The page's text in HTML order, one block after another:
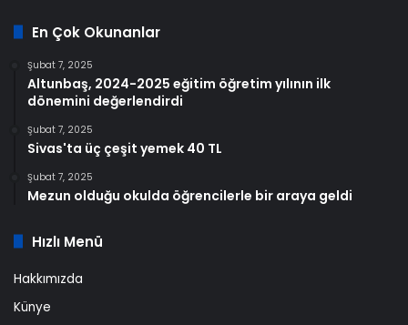
En Çok Okunanlar
Şubat 7, 2025
Altunbaş, 2024-2025 eğitim öğretim yılının ilk
dönemini değerlendirdi
Şubat 7, 2025
Sivas'ta üç çeşit yemek 40 TL
Şubat 7, 2025
Mezun olduğu okulda öğrencilerle bir araya geldi
Hızlı Menü
Hakkımızda
Künye